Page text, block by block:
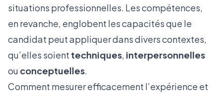
situations professionnelles. Les compétences,
en revanche, englobent les capacités que le
candidat peut appliquer dans divers contextes,
qu’elles soient techniques, interpersonnelles
ou conceptuelles.
Comment mesurer efficacement l’expérience et